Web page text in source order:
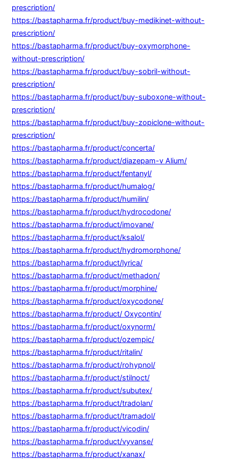
prescription/
https://bastapharma.fr/product/buy-medikinet-without-
prescription/
https://bastapharma.fr/product/buy-oxymorphone-
without-prescription/
https://bastapharma.fr/product/buy-sobril-without-
prescription/
https://bastapharma.fr/product/buy-suboxone-without-
prescription/
https://bastapharma.fr/product/buy-zopiclone-without-
prescription/
https://bastapharma.fr/product/concerta/
https://bastapharma.fr/product/diazepam-v Alium/
https://bastapharma.fr/product/fentanyl/
https://bastapharma.fr/product/humalog/
https://bastapharma.fr/product/humilin/
https://bastapharma.fr/product/hydrocodone/
https://bastapharma.fr/product/imovane/
https://bastapharma.fr/product/ksalol/
https://bastapharma.fr/product/hydromorphone/
https://bastapharma.fr/product/lyrica/
https://bastapharma.fr/product/methadon/
https://bastapharma.fr/product/morphine/
https://bastapharma.fr/product/oxycodone/
https://bastapharma.fr/product/ Oxycontin/
https://bastapharma.fr/product/oxynorm/
https://bastapharma.fr/product/ozempic/
https://bastapharma.fr/product/ritalin/
https://bastapharma.fr/product/rohypnol/
https://bastapharma.fr/product/stilnoct/
https://bastapharma.fr/product/subutex/
https://bastapharma.fr/product/tradolan/
https://bastapharma.fr/product/tramadol/
https://bastapharma.fr/product/vicodin/
https://bastapharma.fr/product/vyvanse/
https://bastapharma.fr/product/xanax/